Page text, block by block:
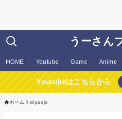
うーさん
HOME Youtube Game Anime
Youtubeはこちらから
ホーム silpaeja